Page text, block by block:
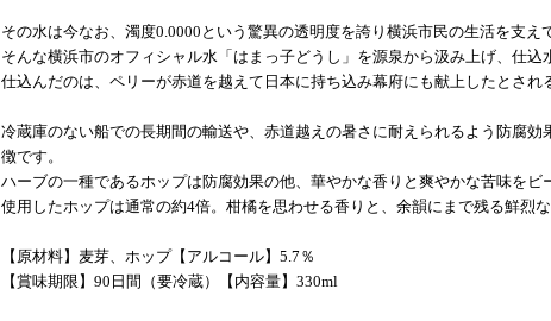
その水は今なお、濁度0.0000という驚異の透明度を誇り横浜市民の生活を支え
そんな横浜市のオフィシャル水「はまっ子どうし」を源泉から汲み上げ、仕込
仕込んだのは、ペリーが赤道を越えて日本に持ち込み幕府にも献上したとされ
冷蔵庫のない船での長期間の輸送や、赤道越えの暑さに耐えられるよう防腐
徴です。
ハーブの一種であるホップは防腐効果の他、華やかな香りと爽やかな苦味をビ
使用したホップは通常の約4倍。柑橘を思わせる香りと、余韻にまで残る鮮烈
【原材料】麦芽、ホップ【アルコール】5.7％
【賞味期限】90日間（要冷蔵）【内容量】330ml